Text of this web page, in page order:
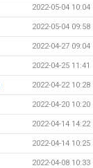
2022-05-04 10:04
2022-05-04 09:58
2022-04-27 09:04
2022-04-25 11:41
2022-04-22 10:28
2022-04-20 10:20
2022-04-14 14:22
2022-04-14 10:25
2022-04-08 10:33